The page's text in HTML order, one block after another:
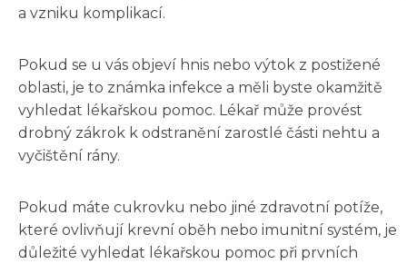
a vzniku komplikací.
Pokud se u vás objeví hnis nebo výtok z postižené
oblasti, je to známka infekce a měli byste okamžitě
vyhledat lékařskou pomoc. Lékař může provést
drobný zákrok k odstranění zarostlé části nehtu a
vyčištění rány.
Pokud máte cukrovku nebo jiné zdravotní potíže,
které ovlivňují krevní oběh nebo imunitní systém, je
důležité vyhledat lékařskou pomoc při prvních